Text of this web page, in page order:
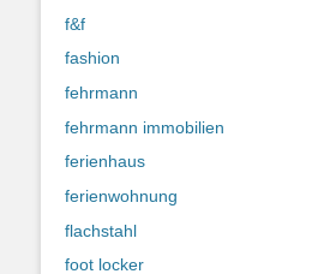
f&f
fashion
fehrmann
fehrmann immobilien
ferienhaus
ferienwohnung
flachstahl
foot locker